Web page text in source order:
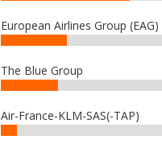
European Airlines Group (EAG)
The Blue Group
Air-France-KLM-SAS(-TAP)